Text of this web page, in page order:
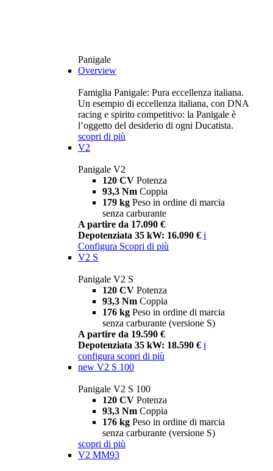
Panigale
Overview
Famiglia Panigale: Pura eccellenza italiana.
Un esempio di eccellenza italiana, con DNA
racing e spirito competitivo: la Panigale è
l’oggetto del desiderio di ogni Ducatista.
scopri di più
V2
Panigale V2
120 CV Potenza
93,3 Nm Coppia
179 kg Peso in ordine di marcia
senza carburante
A partire da 17.090 €
Depotenziata 35 kW: 16.090 € i
Configura Scopri di più
V2 S
Panigale V2 S
120 CV Potenza
93,3 Nm Coppia
176 kg Peso in ordine di marcia
senza carburante (versione S)
A partire da 19.590 €
Depotenziata 35 kW: 18.590 € i
configura scopri di più
new V2 S 100
Panigale V2 S 100
120 CV Potenza
93,3 Nm Coppia
176 kg Peso in ordine di marcia
senza carburante (versione S)
scopri di più
V2 MM93